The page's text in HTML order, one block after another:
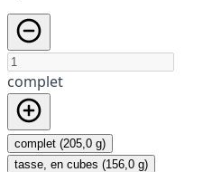
complet
complet (205,0 g)
tasse, en cubes (156,0 g)